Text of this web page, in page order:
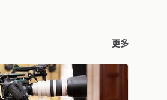
更多